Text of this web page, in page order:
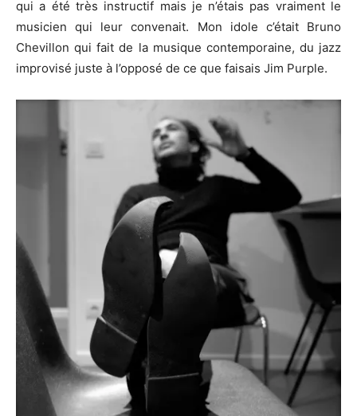
qui a été très instructif mais je n’étais pas vraiment le
musicien qui leur convenait. Mon idole c’était Bruno
Chevillon qui fait de la musique contemporaine, du jazz
improvisé juste à l’opposé de ce que faisais Jim Purple.